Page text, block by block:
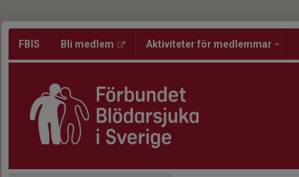
FBIS Bli medlem Aktiviteter för medlemmar